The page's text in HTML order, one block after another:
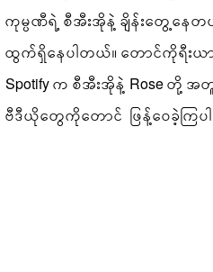
ကုမ္ပဏီရဲ့ စီအီးအိုနဲ့ ချိန်းတွေ့
ထွက်ရှိနေပါတယ်။ တောင်ကိုရီးယာ
Spotify က စီအီးအိုနဲ့ Rose
ဗီဒီယိုတွေကိုတောင် ဖြန့်ဝေခဲ့ကြပ